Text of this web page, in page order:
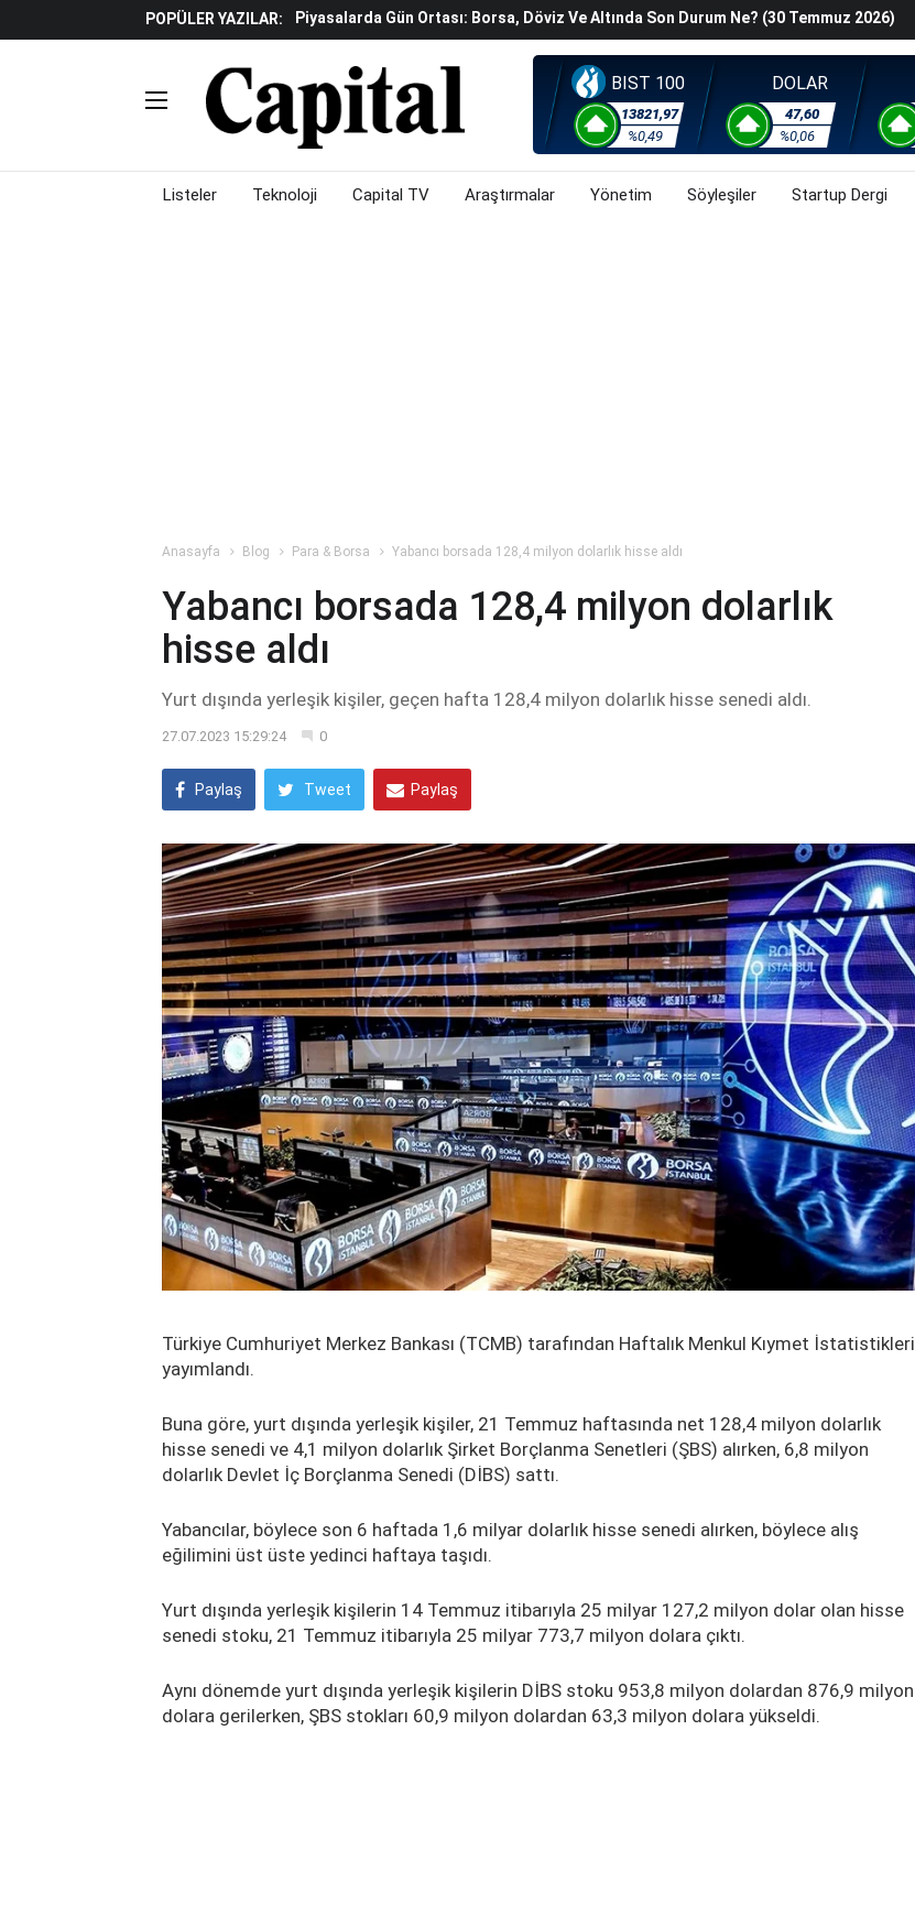
POPÜLER YAZILAR:
Piyasalarda Gün Ortası: Borsa, Döviz Ve Altında Son Durum Ne? (30 Temmuz 2026)
İş Dünyasının Acı Kaybı: Orhan Z. Diren Hayatını Kaybetti
Döviz Ve Altın Güne Nasıl Başladı? (30 Temmuz 2026)
Avrupa'da Yatırım Yapmak Isteyenlere Yeni Alternatif: Fransa
Küresel Piyasalarda Fed'e Ilişkin Belirsizlikler Ve Jeopolitik Gerilimlerden Kaynaklı
Satış Baskısı Hakim
BIST 100
13821,97
%0,49
DOLAR
47,60
%0,06
Listeler Teknoloji Capital TV Araştırmalar Yönetim Söyleşiler Startup Dergi
Anasayfa Blog Para & Borsa Yabancı borsada 128,4 milyon dolarlık hisse aldı
Yabancı borsada 128,4 milyon dolarlık
hisse aldı
Yurt dışında yerleşik kişiler, geçen hafta 128,4 milyon dolarlık hisse senedi aldı.
27.07.2023 15:29:24 0
Paylaş Tweet Paylaş
Türkiye Cumhuriyet Merkez Bankası (TCMB) tarafından Haftalık Menkul Kıymet İstatistikleri
yayımlandı.
Buna göre, yurt dışında yerleşik kişiler, 21 Temmuz haftasında net 128,4 milyon dolarlık
hisse senedi ve 4,1 milyon dolarlık Şirket Borçlanma Senetleri (ŞBS) alırken, 6,8 milyon
dolarlık Devlet İç Borçlanma Senedi (DİBS) sattı.
Yabancılar, böylece son 6 haftada 1,6 milyar dolarlık hisse senedi alırken, böylece alış
eğilimini üst üste yedinci haftaya taşıdı.
Yurt dışında yerleşik kişilerin 14 Temmuz itibarıyla 25 milyar 127,2 milyon dolar olan hisse
senedi stoku, 21 Temmuz itibarıyla 25 milyar 773,7 milyon dolara çıktı.
Aynı dönemde yurt dışında yerleşik kişilerin DİBS stoku 953,8 milyon dolardan 876,9 milyon
dolara gerilerken, ŞBS stokları 60,9 milyon dolardan 63,3 milyon dolara yükseldi.